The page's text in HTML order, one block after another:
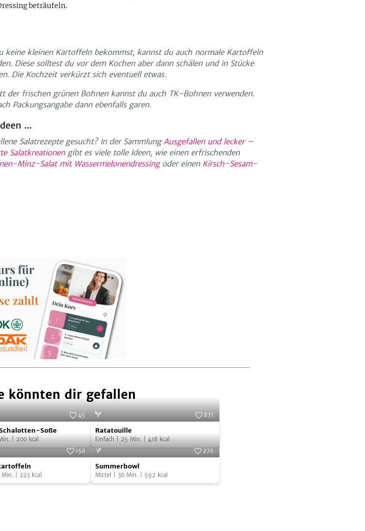
beträufeln.
keine kleinen Kartoffeln bekommst, kannst du auch normale Kartoffeln
Diese solltest du vor dem Kochen aber dann schälen und in Stücke
Die Kochzeit verkürzt sich eventuell etwas.
der frischen grünen Bohnen kannst du auch TK-Bohnen verwenden.
Packungsangabe dann ebenfalls garen.
...
Salatrezepte gesucht? In der SammlungAusgefallen und lecker –
Salatkreationengibt es viele tolle Ideen, wie einen erfrischenden
Minz-Salat mit Wassermelonendressingoder einen Kirsch-Sesam-
könnten dir gefallen
45
Soße
|200kcal
Ratatouille
871
Ratatouille
Einfach|25 Min.|418kcal
156
Min. 223kcal
Summerbowl
276
Summerbowl
Mittel 30 Min. 592 kcal